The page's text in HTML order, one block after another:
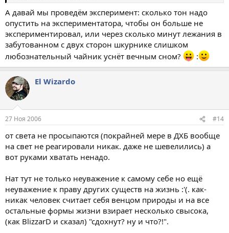
А давай мы проведём эксперимент: сколько тон надо
опустить на экспериментатора, чтобы он больше не
экспериментировал, или через сколько минут лежания в
забутованном с двух сторон шкурнике слишком
любознательный чайник уснёт вечным сном?
:
El Wizardo
27 Ноя 2006 #14
от света не просыпаются (покрайней мере в ДХБ вообще
на свет не реагировали никак. даже не шевелились) а
вот руками хватать ненадо.
Нат тут не только неуважение к самому себе но ещё
неуважение к праву других существ на жизнь :'(. как-
никак человек считает себя венцом природы и на все
остальные формы жизни взирает несколько свысока,
(как BlizzarD и сказал) "сдохнут? ну и что?!".